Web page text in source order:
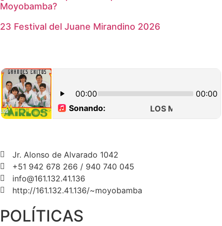
Moyobamba?
23 Festival del Juane Mirandino 2026
Jr. Alonso de Alvarado 1042
+51 942 678 266 / 940 740 045
info@161.132.41.136
http://161.132.41.136/~moyobamba
POLÍTICAS